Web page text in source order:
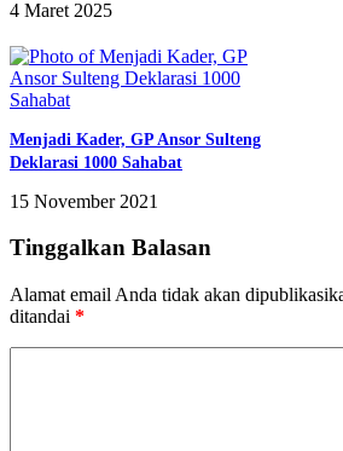
4 Maret 2025
Menjadi Kader, GP Ansor Sulteng
Deklarasi 1000 Sahabat
15 November 2021
Tinggalkan Balasan
Alamat email Anda tidak akan
ditandai *